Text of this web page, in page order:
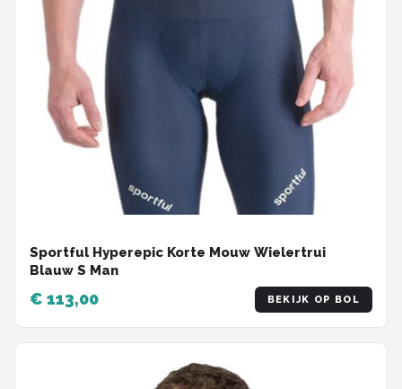
Sportful Hyperepic Korte Mouw Wielertrui
Blauw S Man
€ 113,00 BEKIJK OP BOL